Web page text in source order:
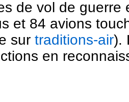
de vol de
et 84 avions
sur traditions-air).
en